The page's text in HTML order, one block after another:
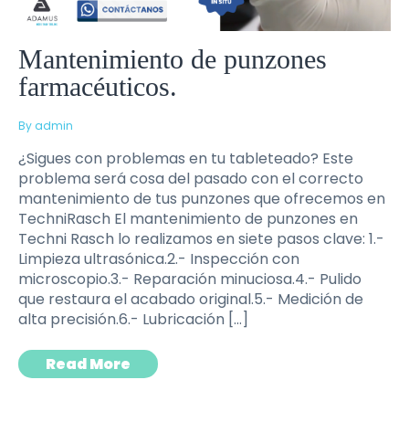
Mantenimiento de punzones
farmacéuticos.
By admin
¿Sigues con problemas en tu tableteado? Este
problema será cosa del pasado con el correcto
mantenimiento de tus punzones que ofrecemos en
TechniRasch El mantenimiento de punzones en
Techni Rasch lo realizamos en siete pasos clave: 1.-
Limpieza ultrasónica.2.- Inspección con
microscopio.3.- Reparación minuciosa.4.- Pulido
que restaura el acabado original.5.- Medición de
alta precisión.6.- Lubricación […]
Read More